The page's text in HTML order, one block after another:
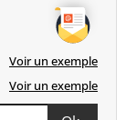
Voir un exemple
Voir un exemple